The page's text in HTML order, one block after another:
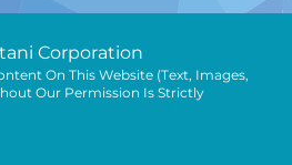
Corporation
On This Website (text, Images,
Our Permission Is Strictly